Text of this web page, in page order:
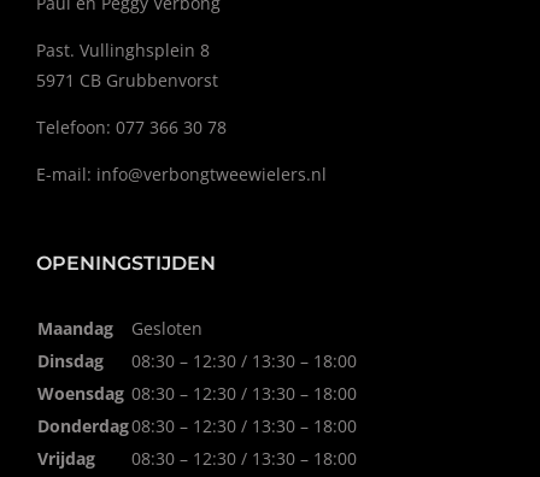
Past. Vullinghsplein 8
5971 CB Grubbenvorst
Telefoon: 077 366 30 78
E-mail: info@verbongtweewielers.nl
OPENINGSTIJDEN
Maandag
Gesloten
Dinsdag
08:30 – 12:30 / 13:30 – 18:00
Woensdag 08:30 – 12:30 / 13:30 – 18:00
Donderdag08:30 – 12:30 / 13:30 – 18:00
Vrijdag
08:30 – 12:30 / 13:30 – 18:00